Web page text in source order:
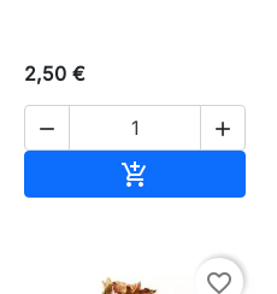
2,50 €
 

favorite_border